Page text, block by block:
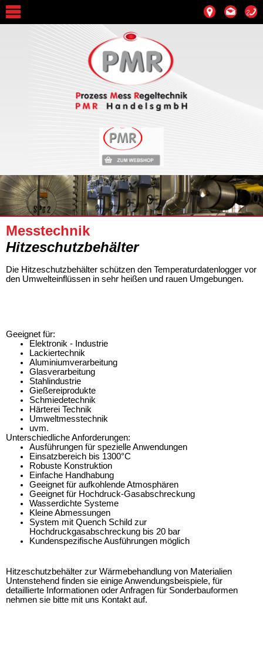
Messtechnik
Hitzeschutzbehälter
Die Hitzeschutzbehälter schützen den Temperaturdatenlogger vor
den Umwelteinflüssen in sehr heißen und rauen Umgebungen.
Geeignet für:
Elektronik - Industrie
Lackiertechnik
Aluminiumverarbeitung
Glasverarbeitung
Stahlindustrie
Gießereiprodukte
Schmiedetechnik
Härterei Technik
Umweltmesstechnik
uvm.
Unterschiedliche Anforderungen:
Ausführungen für spezielle Anwendungen
Einsatzbereich bis 1300°C
Robuste Konstruktion
Einfache Handhabung
Geeignet für aufkohlende Atmosphären
Geeignet für Hochdruck-Gasabschreckung
Wasserdichte Systeme
Kleine Abmessungen
System mit Quench Schild zur
Hochdruckgasabschreckung bis 20 bar
Kundenspezifische Ausführungen möglich
Hitzeschutzbehälter zur Wärmebehandlung von Materialien
Untenstehend finden sie einige Anwendungsbeispiele, für
detaillierte Informationen oder Anfragen für Sonderbauformen
nehmen sie bitte mit uns Kontakt auf.